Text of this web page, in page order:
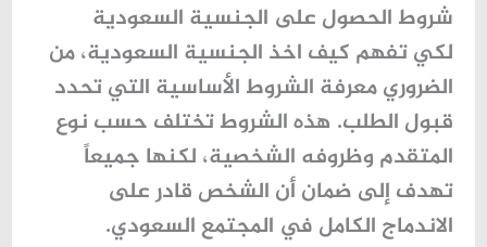
شروط الحصول على الجنسية السعودية
لكي تفهم كيف اخذ الجنسية السعودية، من
الضروري معرفة الشروط الأساسية التي تحدد
قبول الطلب. هذه الشروط تختلف حسب نوع
المتقدم وظروفه الشخصية، لكنها جميعاً
تهدف إلى ضمان أن الشخص قادر على
الاندماج الكامل في المجتمع السعودي.